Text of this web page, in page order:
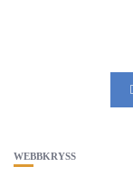
WEBBKRYSS